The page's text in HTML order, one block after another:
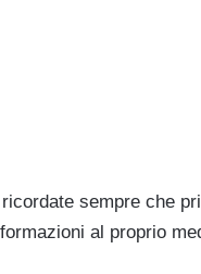
sempre che
al proprio